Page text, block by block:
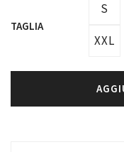
TAGLIA
S
XXL